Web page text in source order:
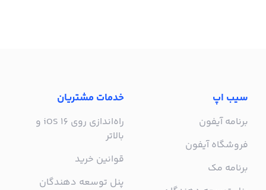
سیب اپ
برنامه آیفون
فروشگاه آیفون
برنامه مک
خدمات مشتریان
راه‌اندازی روی iOS 16 و
بالاتر
قوانین خرید
پنل توسعه دهندگان